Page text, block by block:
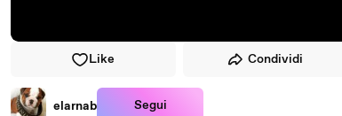
Like Condividi
elarnab Segui